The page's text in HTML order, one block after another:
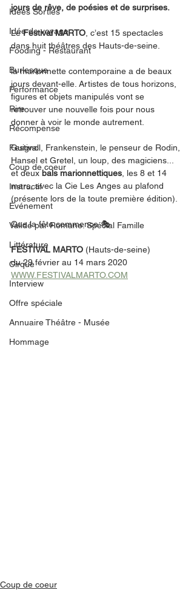
Idées Sorties
Idée de voyage
Fooding - Restaurant
Burlesque
Performance
Rire
Récompense
Festival
Coup de coeur
Instructif
Événement
Validé par Romane. Spécial Famille
Littérature
Cirque
Interview
Offre spéciale
Annuaire Théâtre - Musée
Hommage
jours de rêve, de poésies et de surprises.
Le Festival MARTO , c’est 15 spectacles
dans huit théâtres des Hauts-de-seine.
la marionnette contemporaine a de beaux
jours devant-elle. Artistes de tous horizons,
figures et objets manipulés vont se
retrouver une nouvelle fois pour nous
donner à voir le monde autrement.
Guignol, Frankenstein, le penseur de Rodin,
Hansel et Gretel, un loup, des magiciens...
et deux bals marionnettiques , les 8 et 14
mars, avec la Cie Les Anges au plafond
(présente lors de la toute première édition).
Que la fête commence 🎭
FESTIVAL MARTO (Hauts-de-seine)
du 29 février au 14 mars 2020
WWW.FESTIVALMARTO.COM
Coup de coeur